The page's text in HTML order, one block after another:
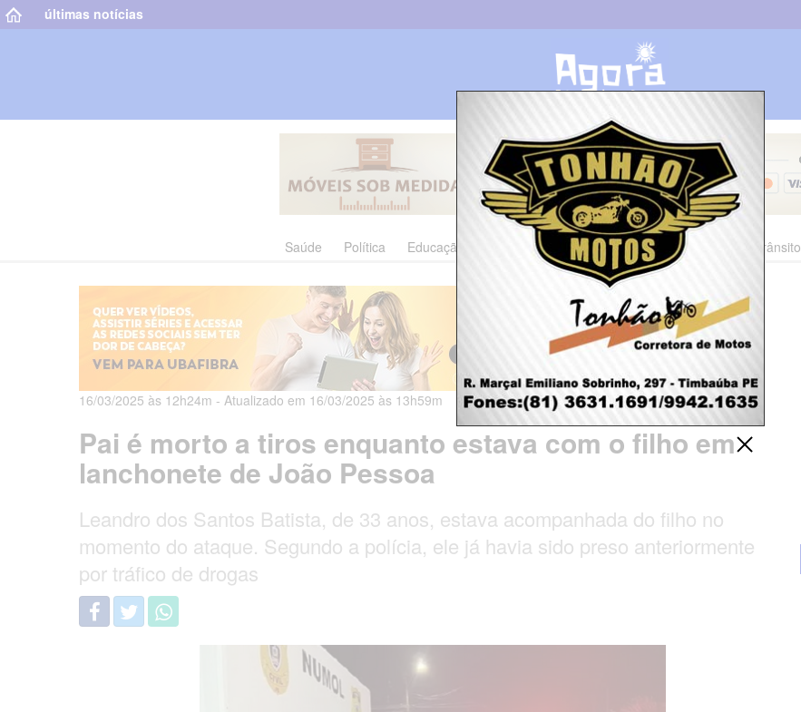
últimas notícias
Saúde Política Educação Cultura Polícia Economia Trânsito
16/03/2025 às 12h24m - Atualizado em 16/03/2025 às 13h59m
Pai é morto a tiros enquanto estava com o filho em
lanchonete de João Pessoa
Leandro dos Santos Batista, de 33 anos, estava acompanhada do filho no
momento do ataque. Segundo a polícia, ele já havia sido preso anteriormente
por tráfico de drogas